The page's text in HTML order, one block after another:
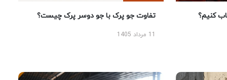
کنیم؟ تفاوت جو پرک با جو دوسر پرک چیست؟